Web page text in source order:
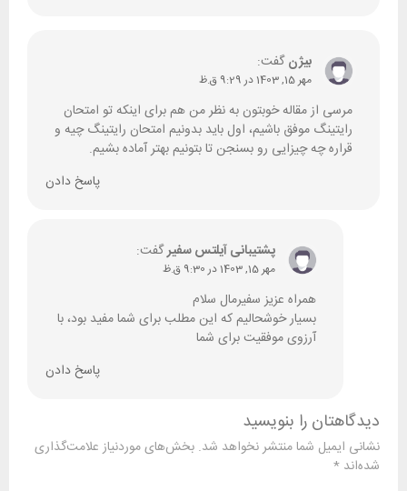
بیژن گفت:
مهر 15, 1403 در 9:29 ق.ظ
مرسی از مقاله خوبتون به نظر من هم برای اینکه تو امتحان
رایتینگ موفق باشیم، اول باید بدونیم امتحان رایتینگ چیه و
قراره چه چیزایی رو بسنجن تا بتونیم بهتر آماده بشیم.
پاسخ دادن
پشتیبانی آیلتس سفیرگفت:
مهر 15, 1403 در 9:30 ق.ظ
همراه عزیز سفیرمال سلام
بسیار خوشحالیم که این مطلب برای شما مفید بود، با
آرزوی موفقیت برای شما
پاسخ دادن
دیدگاهتان را بنویسید
نشانی ایمیل شما منتشر نخواهد شد. بخش‌های موردنیاز علامت‌گذاری
شده‌اند *